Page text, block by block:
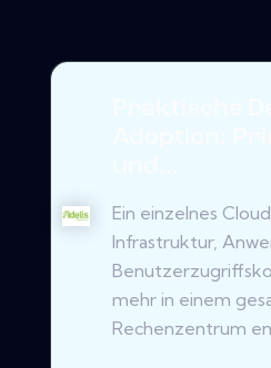
Ein einzelnes
Infrastruktur,
mehr in einem
Rechenzentrum